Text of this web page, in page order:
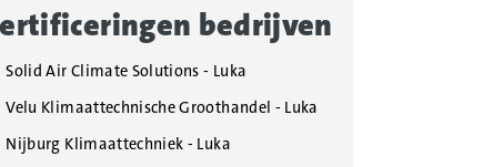
bedrijven
Solid Air Climate Solutions - Luka
Velu Klimaattechnische Groothandel - Luka
Nijburg Klimaattechniek - Luka